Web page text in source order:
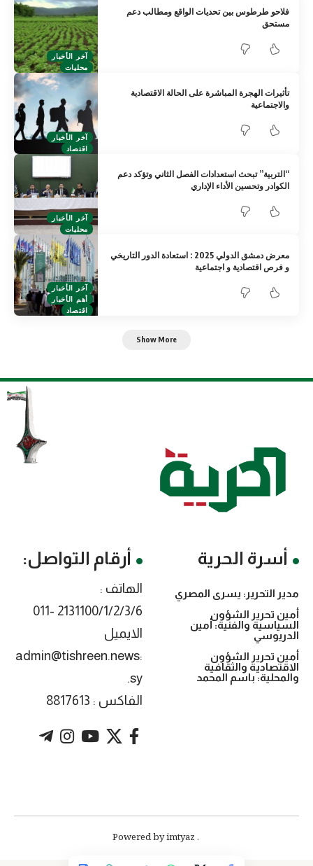
آخر الأخبار
محليات
فلاحو طرطوس بين تحديات الواقع ومطالب دعم
مستحق
آخر الأخبار
اقتصاد
تأثيرات الهجرة المباشرة على الحالة الاقتصادية
والاجتماعية
آخر الأخبار
محليات
“التربية” تبحث استعدادات الفصل الثاني وتؤكد دعم
الكوادر وتحسين الأداء الإداري
آخر الأخبار
أهم الأخبار
اقتصاد
معرض دمشق الدولي 2025 : استعادة الدور التاريخي
و فرص اقتصادية و اجتماعية
Show More
أسرة الحرية
مدير التحرير: يسرى المصري
أمين تحرير الشؤون
السياسية والفنية: أمين
الدريوسي
أمين تحرير الشؤون
الاقتصادية والثقافية
والمحلية: باسم المحمد
أرقام التواصل:
الهاتف :
2131100/1/2/3/6 -011
الايميل
:admin@tishreen.news
.sy
الفاكس : 8817613
. Powered by imtyaz